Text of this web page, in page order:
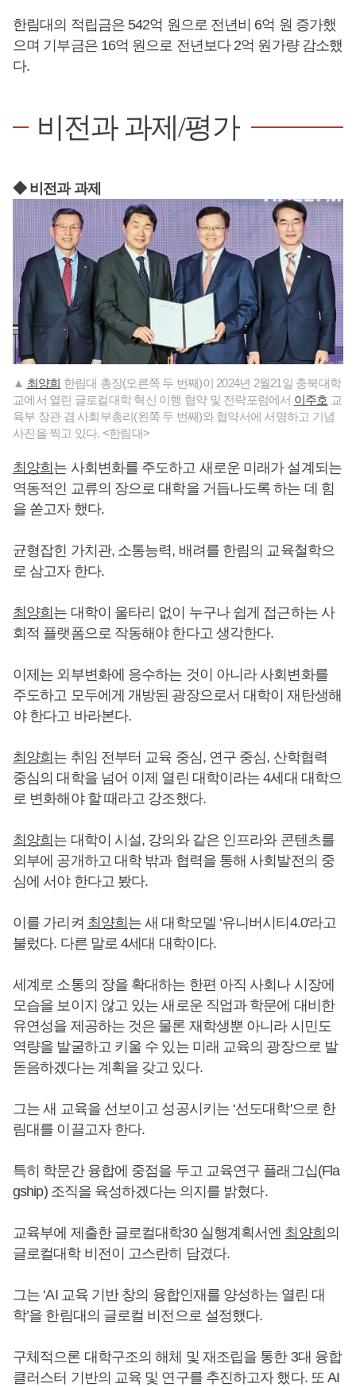
한림대의 적립금은 542억 원으로 전년비 6억 원 증가했
으며 기부금은 16억 원으로 전년보다 2억 원가량 감소했
다.
비전과 과제/평가
◆ 비전과 과제
▲ 최양희 한림대 총장(오른쪽 두 번째)이 2024년 2월21일 충북대학
교에서 열린 글로컬대학 혁신 이행 협약 및 전략포럼에서 이주호 교
육부 장관 겸 사회부총리(왼쪽 두 번째)와 협약서에 서명하고 기념
사진을 찍고 있다. <한림대>
최양희 는 사회변화를 주도하고 새로운 미래가 설계되는
역동적인 교류의 장으로 대학을 거듭나도록 하는 데 힘
을 쏟고자 했다.
균형잡힌 가치관, 소통능력, 배려를 한림의 교육철학으
로 삼고자 한다.
최양희 는 대학이 울타리 없이 누구나 쉽게 접근하는 사
회적 플랫폼으로 작동해야 한다고 생각한다.
이제는 외부변화에 응수하는 것이 아니라 사회변화를
주도하고 모두에게 개방된 광장으로서 대학이 재탄생해
야 한다고 바라본다.
최양희 는 취임 전부터 교육 중심, 연구 중심, 산학협력
중심의 대학을 넘어 이제 열린 대학이라는 4세대 대학으
로 변화해야 할 때라고 강조했다.
최양희 는 대학이 시설, 강의와 같은 인프라와 콘텐츠를
외부에 공개하고 대학 밖과 협력을 통해 사회발전의 중
심에 서야 한다고 봤다.
이를 가리켜 최양희 는 새 대학모델 ‘유니버시티4.0'라고
불렀다. 다른 말로 4세대 대학이다.
세계로 소통의 장을 확대하는 한편 아직 사회나 시장에
모습을 보이지 않고 있는 새로운 직업과 학문에 대비한
유연성을 제공하는 것은 물론 재학생뿐 아니라 시민도
역량을 발굴하고 키울 수 있는 미래 교육의 광장으로 발
돋음하겠다는 계획을 갖고 있다.
그는 새 교육을 선보이고 성공시키는 ‘선도대학'으로 한
림대를 이끌고자 한다.
특히 학문간 융합에 중점을 두고 교육연구 플래그십(Fla
gship) 조직을 육성하겠다는 의지를 밝혔다.
교육부에 제출한 글로컬대학30 실행계획서엔 최양희 의
글로컬대학 비전이 고스란히 담겼다.
그는 ‘AI 교육 기반 창의 융합인재를 양성하는 열린 대
학’을 한림대의 글로컬 비전으로 설정했다.
구체적으론 대학구조의 해체 및 재조립을 통한 3대 융합
클러스터 기반의 교육 및 연구를 추진하고자 했다. 또 AI